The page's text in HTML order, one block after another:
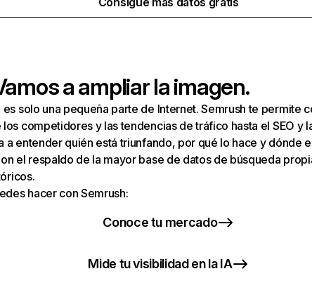
a ampliar la imagen.
es solo una pequeña parte de Internet. Semrush te permite
competidores y las tendencias de tráfico hasta el SEO y
a entender quién está triunfando, por qué lo hace y dónde
el respaldo de la mayor base de datos de búsqueda
hacer con Semrush:
Conoce tu mercado
Mide tu visibilidad en la IA